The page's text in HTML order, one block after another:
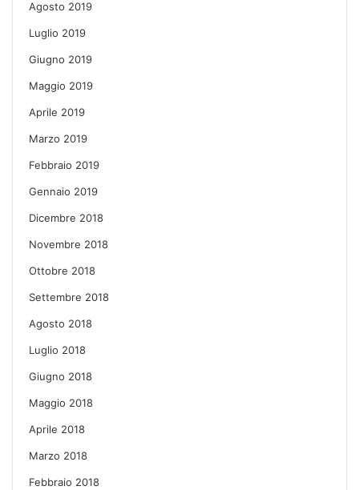
Agosto 2019
Luglio 2019
Giugno 2019
Maggio 2019
Aprile 2019
Marzo 2019
Febbraio 2019
Gennaio 2019
Dicembre 2018
Novembre 2018
Ottobre 2018
Settembre 2018
Agosto 2018
Luglio 2018
Giugno 2018
Maggio 2018
Aprile 2018
Marzo 2018
Febbraio 2018